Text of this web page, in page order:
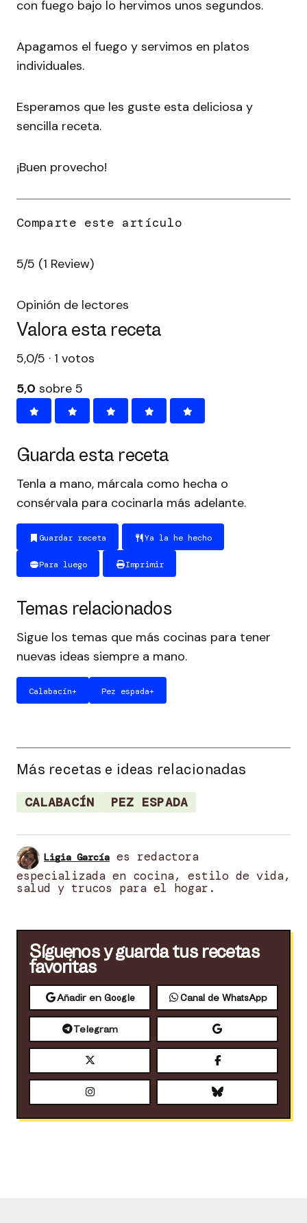
con fuego bajo lo hervimos unos segundos.
Apagamos el fuego y servimos en platos
individuales.
Esperamos que les guste esta deliciosa y
sencilla receta.
¡Buen provecho!
5/5 (1 Review)
Opinión de lectores
Valora esta receta
5,0/5 · 1 votos
5,0 sobre 5
Guarda esta receta
Tenla a mano, márcala como hecha o
consérvala para cocinarla más adelante.
Guardar receta Ya la he hecho
Para luego Imprimir
Temas relacionados
Sigue los temas que más cocinas para tener
nuevas ideas siempre a mano.
Calabacín+ Pez espada+
Más recetas e ideas relacionadas
CALABACÍN PEZ ESPADA
Ligia García es redactora
especializada en cocina, estilo de vida,
salud y trucos para el hogar.
Síguenos y guarda tus recetas
favoritas
Añadir en Google Canal de WhatsApp
Telegram